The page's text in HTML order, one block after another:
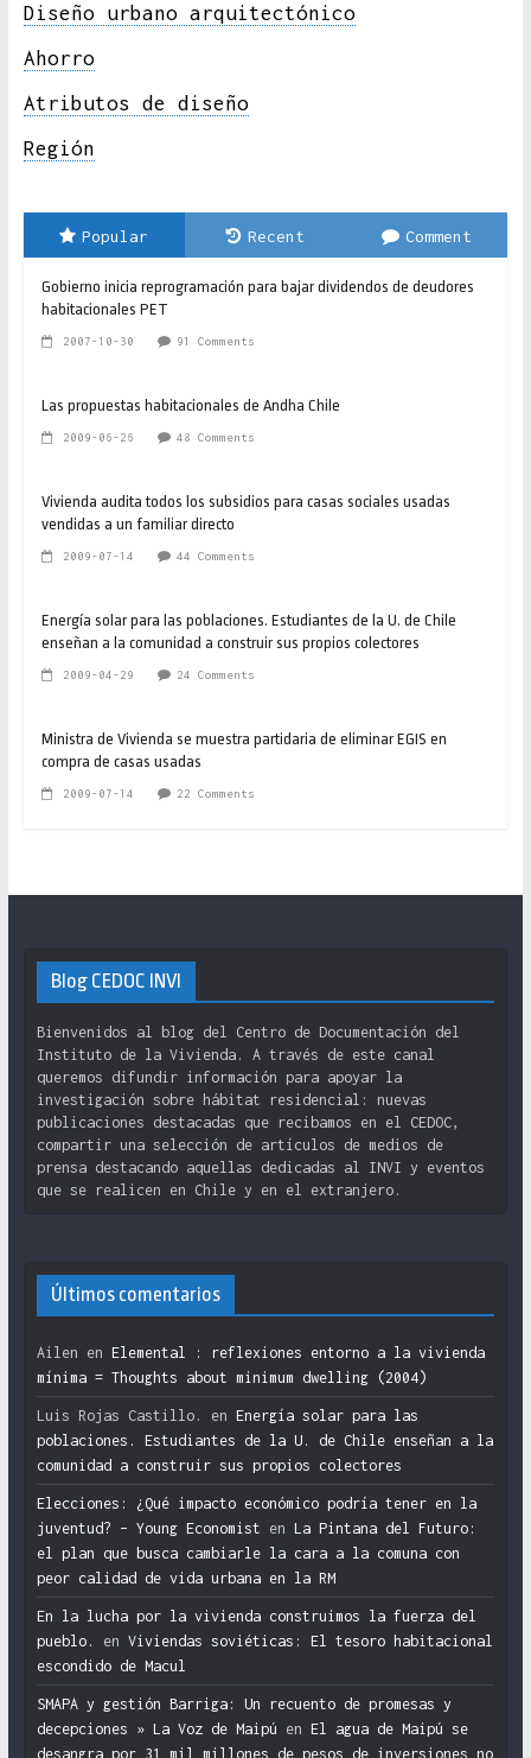
Diseño urbano arquitectónico
Ahorro
Atributos de diseño
Región
Popular Recent Comment
Gobierno inicia reprogramación para bajar dividendos de deudores
habitacionales PET
2007-10-30 91 Comments
Las propuestas habitacionales de Andha Chile
2009-06-26 48 Comments
Vivienda audita todos los subsidios para casas sociales usadas
vendidas a un familiar directo
2009-07-14 44 Comments
Energía solar para las poblaciones. Estudiantes de la U. de Chile
enseñan a la comunidad a construir sus propios colectores
2009-04-29 24 Comments
Ministra de Vivienda se muestra partidaria de eliminar EGIS en
compra de casas usadas
2009-07-14 22 Comments
Blog CEDOC INVI
Bienvenidos al blog del Centro de Documentación del
Instituto de la Vivienda. A través de este canal
queremos difundir información para apoyar la
investigación sobre hábitat residencial: nuevas
publicaciones destacadas que recibamos en el CEDOC,
compartir una selección de artículos de medios de
prensa destacando aquellas dedicadas al INVI y eventos
que se realicen en Chile y en el extranjero.
Últimos comentarios
Ailen en Elemental : reflexiones entorno a la vivienda
mínima = Thoughts about minimum dwelling (2004)
Luis Rojas Castillo. en Energía solar para las
poblaciones. Estudiantes de la U. de Chile enseñan a la
comunidad a construir sus propios colectores
Elecciones: ¿Qué impacto económico podría tener en la
juventud? – Young Economist en La Pintana del Futuro:
el plan que busca cambiarle la cara a la comuna con
peor calidad de vida urbana en la RM
En la lucha por la vivienda construimos la fuerza del
pueblo.
en Viviendas soviéticas: El tesoro habitacional
escondido de Macul
SMAPA y gestión Barriga: Un recuento de promesas y
decepciones » La Voz de Maipú en El agua de Maipú se
desangra por 31 mil millones de pesos de inversiones no